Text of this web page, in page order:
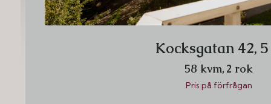
Kocksgatan 42,
58 kvm, 2 rok
Pris på förfrågan